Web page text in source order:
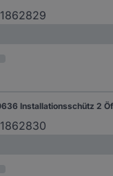
1862829
1862830